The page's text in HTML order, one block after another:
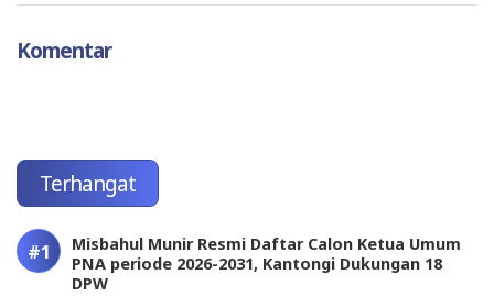
Komentar
Terhangat
Misbahul Munir Resmi Daftar Calon Ketua Umum
PNA periode 2026-2031, Kantongi Dukungan 18
DPW